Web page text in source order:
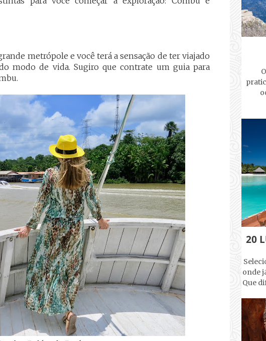
metrópole e você terá a sensação de ter viajado
modo de vida. Sugiro que contrate um guia para
20
onde
Que